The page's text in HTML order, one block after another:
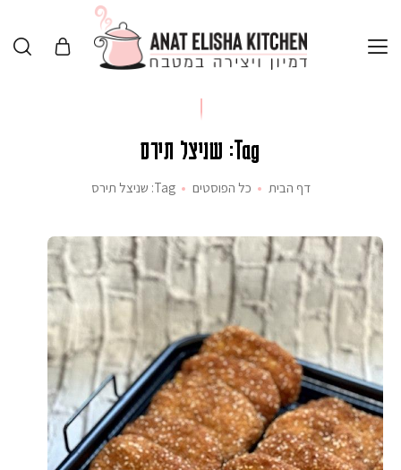
Tag: שניצל תירס
דף הבית כל הפוסטים Tag: שניצל תירס